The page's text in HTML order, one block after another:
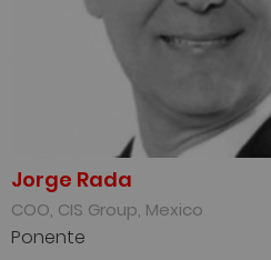
Jorge Rada
COO, CIS Group, Mexico
Ponente